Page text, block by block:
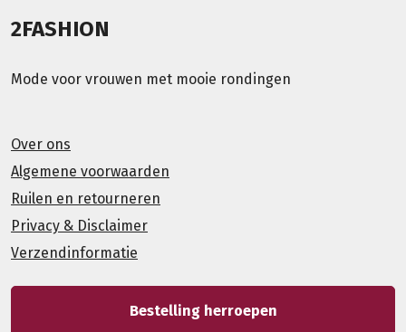
2FASHION
Mode voor vrouwen met mooie rondingen
Over ons
Algemene voorwaarden
Ruilen en retourneren
Privacy & Disclaimer
Verzendinformatie
Bestelling herroepen